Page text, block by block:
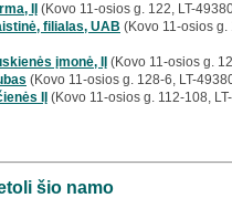
IĮ
(Kovo 11-osios g. 122, LT-
filialas, UAB (Kovo 11-osios g.
įmonė, IĮ
(Kovo 11-osios g.
(Kovo 11-osios g. 128-6, LT-
IĮ
(Kovo 11-osios g. 112-108,
šio namo